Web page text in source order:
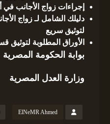
إجراءات زواج الأجانب في
لتوثيق سريع
الأوراق المطلوبة لتوثيق
بوابة الحكومة المصرية
وزارة العدل المصرية
ElNeMR Ahmed